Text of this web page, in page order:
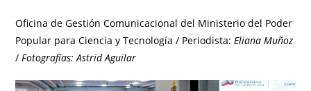
Oficina de Gestión Comunicacional del Ministerio del Poder
Popular para Ciencia y Tecnología / Periodista:Eliana Muñoz
/Fotografías: Astrid Aguilar